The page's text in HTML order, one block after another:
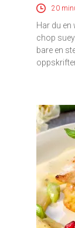
20
Har du en
chop
bare en